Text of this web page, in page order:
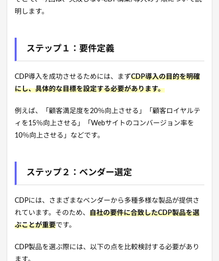
明します。
ステップ１：要件定義
CDP導入を成功させるためには、まずCDP導入の目的を明確
にし、具体的な目標を設定する必要があります。
例えば、「顧客満足度を20％向上させる」「顧客ロイヤルテ
ィを15％向上させる」「Webサイトのコンバージョン率を
10％向上させる」などです。
ステップ２：ベンダー選定
CDPには、さまざま なベンダーから多種多様な製品が提供さ
れています。 そのため、 自社の要件に合致したCDP製品を選
ぶことが重要です。
CDP製品を選ぶ際には、 以下の点を比較検討する必要があり
ます。